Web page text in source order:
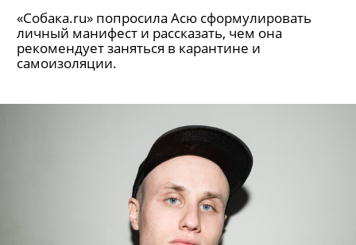
«Собака.ru» попросила Асю сформулировать
личный манифест и рассказать, чем она
рекомендует заняться в карантине и
самоизоляции.